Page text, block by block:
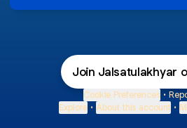
Join Jalsatulakhyar
Cookie Preferences •
Explore • About this account •